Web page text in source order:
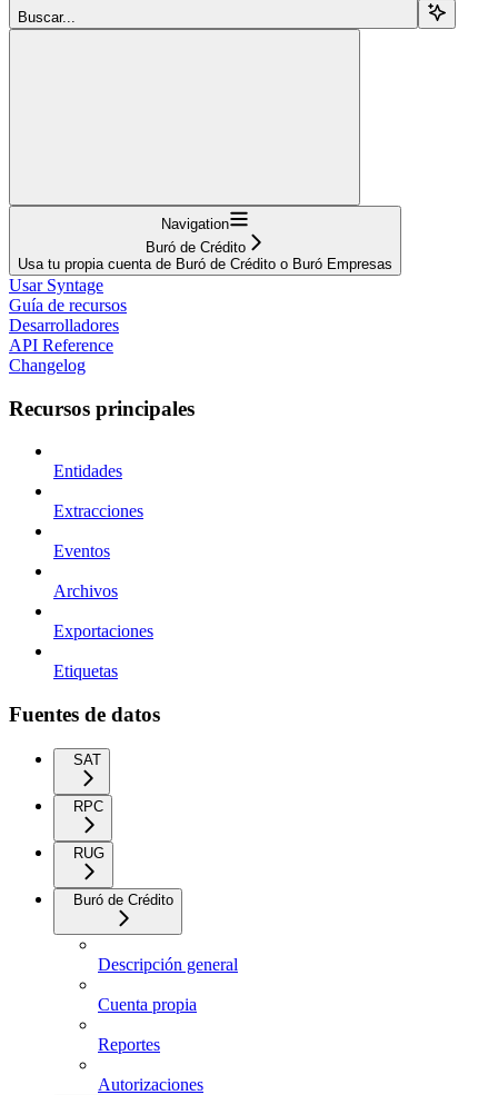
Buscar...
Navigation
Buró de Crédito
Usa tu propia cuenta de Buró de Crédito o Buró Empresas
Usar Syntage
Guía de recursos
Desarrolladores
API Reference
Changelog
Recursos principales
Entidades
Extracciones
Eventos
Archivos
Exportaciones
Etiquetas
Fuentes de datos
SAT
RPC
RUG
Buró de Crédito
Descripción general
Cuenta propia
Reportes
Autorizaciones